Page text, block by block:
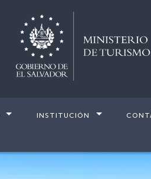
INSTITUCIÓN